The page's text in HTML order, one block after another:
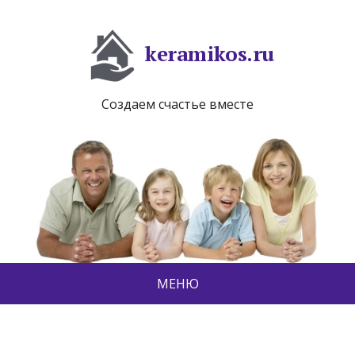
keramikos.ru
Создаем счастье вместе
МЕНЮ